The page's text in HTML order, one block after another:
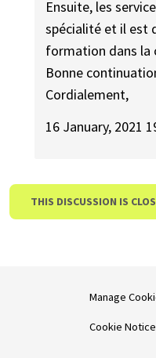
Ensuite, les
spécialité et il est
formation dans la
Bonne
Cordialement,
16 January, 2021
THIS DISCUSSION IS
Manage
Cookie Notice